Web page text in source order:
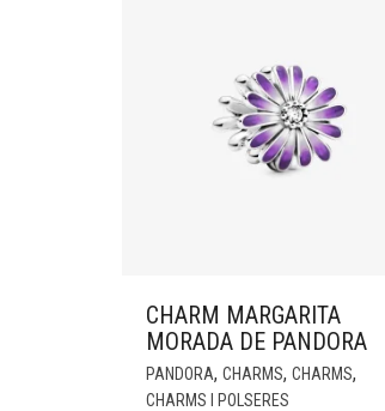
CHARM MARGARITA
MORADA DE PANDORA
PANDORA, CHARMS, CHARMS,
CHARMS I POLSERES